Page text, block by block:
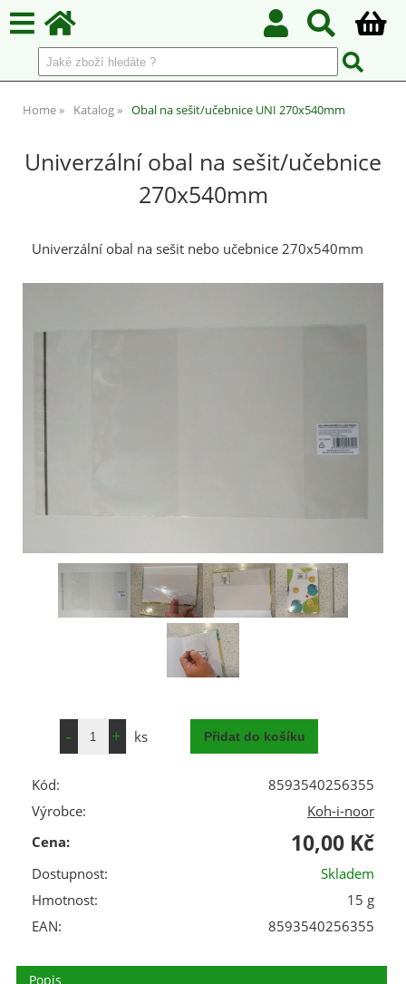
Home Katalog Obal na sešit/učebnice UNI 270x540mm
Univerzální obal na sešit/učebnice
270x540mm
Univerzální obal na sešit nebo učebnice 270x540mm
ks
Kód:
8593540256355
Výrobce:
Koh-i-noor
Cena:
10,00 Kč
Dostupnost:
Skladem
Hmotnost:
15 g
EAN:
8593540256355
Popis